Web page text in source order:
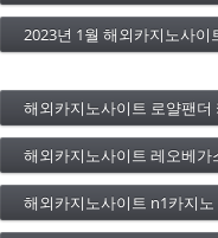
2023년 1월 해외카지노사이
해외카지노사이트 로얄팬더
해외카지노사이트 레오베가
해외카지노사이트 n1카지노